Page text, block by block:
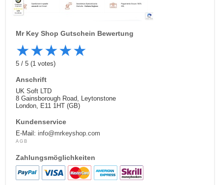
Mr Key Shop Gutschein Bewertung
★★★★★
5/5 (1 votes)
Anschrift
UK Soft LTD
8 Gainsborough Road, Leytonstone
London, E11 1HT (GB)
Kundenservice
E-Mail:info@mrkeyshop.com
AGB
Zahlungsmöglichkeiten